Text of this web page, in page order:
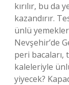
kırılır, bu da
kazandırır.
ünlü
Nevşehir’de
peri bacaları,
kaleleriyle
yiyecek?